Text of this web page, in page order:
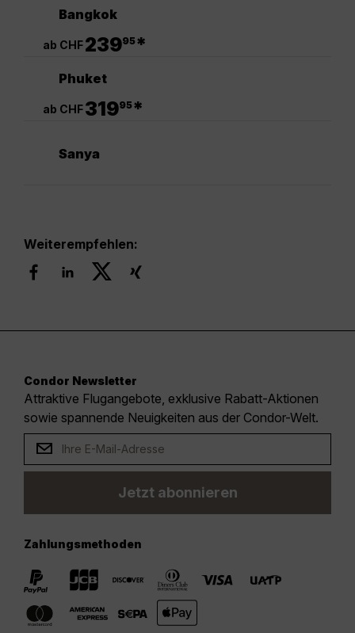
Bangkok
ab CHF23995*
Phuket
ab CHF31995*
Sanya
Weiterempfehlen:
Condor Newsletter
Attraktive Flugangebote, exklusive Rabatt-Aktionen
sowie spannende Neuigkeiten aus der Condor-Welt.
Jetzt abonnieren
Zahlungsmethoden